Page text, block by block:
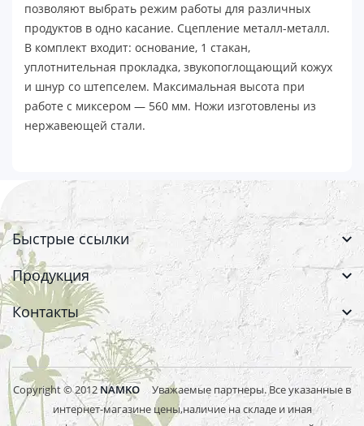
позволяют выбрать режим работы для различных
продуктов в одно касание. Сцепление металл-металл.
В комплект входит: основание, 1 стакан,
уплотнительная прокладка, звукопоглощающий кожух
и шнур со штепселем. Максимальная высота при
работе с миксером ― 560 мм. Ножи изготовлены из
нержавеющей стали.
Быстрые ссылки
Продукция
Контакты
Copyright © 2012 NAMKO Уважаемые партнеры. Все указанные в
интернет-магазине цены,наличие на складе и иная